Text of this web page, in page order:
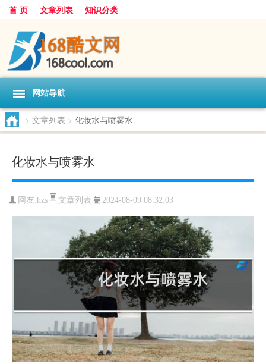
首 页 文章列表 知识分类
网站导航
> 文章列表 > 化妆水与喷雾水
化妆水与喷雾水
网友:hzs 文章列表 2024-08-09 08:32:03